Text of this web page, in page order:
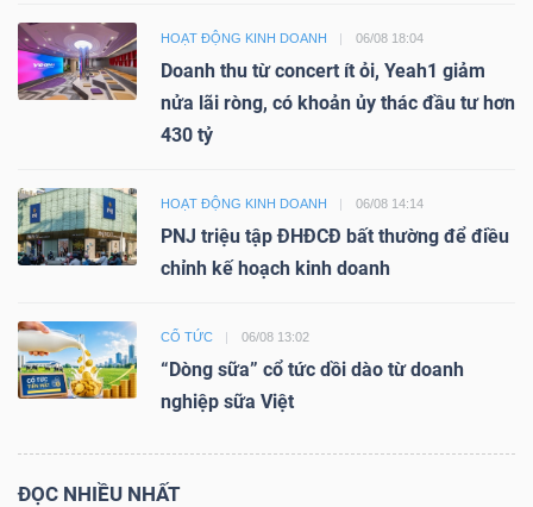
HOẠT ĐỘNG KINH DOANH 06/08 18:04
Doanh thu từ concert ít ỏi, Yeah1 giảm
nửa lãi ròng, có khoản ủy thác đầu tư hơn
430 tỷ
HOẠT ĐỘNG KINH DOANH 06/08 14:14
PNJ triệu tập ĐHĐCĐ bất thường để điều
chỉnh kế hoạch kinh doanh
CỔ TỨC 06/08 13:02
“Dòng sữa” cổ tức dồi dào từ doanh
nghiệp sữa Việt
ĐỌC NHIỀU NHẤT